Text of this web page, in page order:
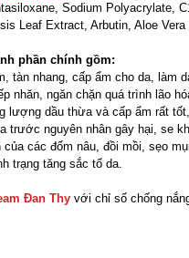
Sodium Polyacrylate,
Leaf Extract, Arbutin, Aloe
phần chính gồm:
tàn nhang, cấp ẩm cho da, làm
nhăn, ngăn chặn quá trình lão
lượng dầu thừa và cấp ẩm rất
trước nguyên nhân gây hại, se
các đốm nâu, đồi mồi, sẹo
trạng tăng sắc tố da.
Đan Thy với chỉ số chống